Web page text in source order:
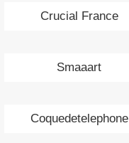
Crucial France
Smaaart
Coquedetelephone